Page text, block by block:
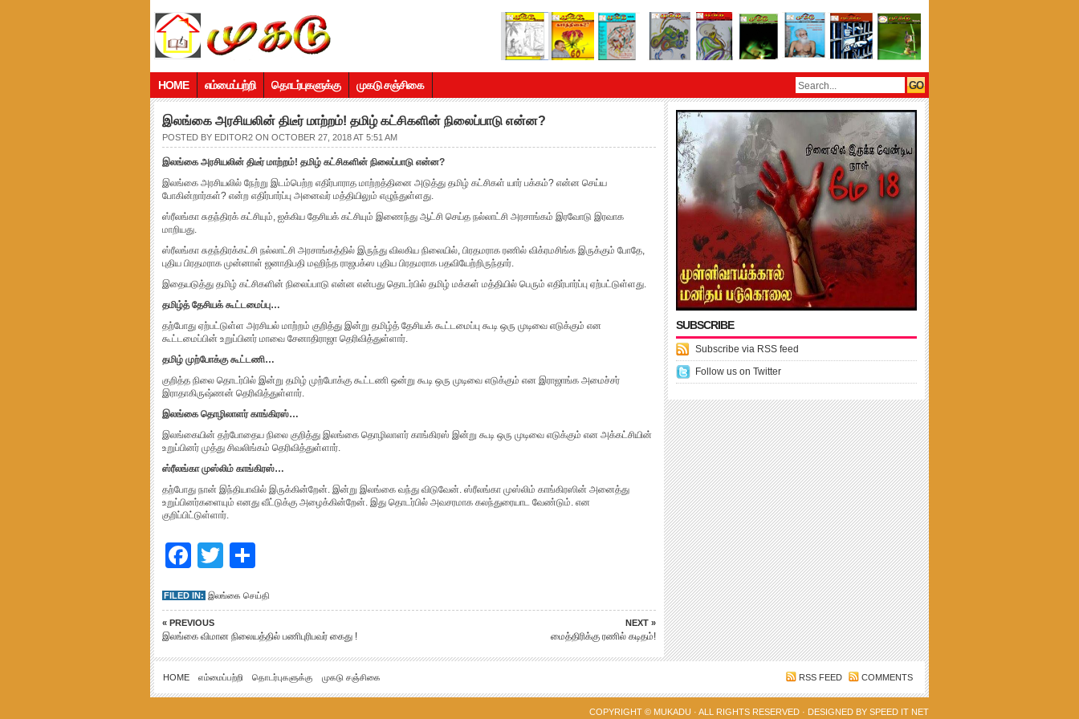
HOME எம்மைப்பற்றி தொடர்புகளுக்கு முகடு சஞ்சிகை
இலங்கை அரசியலின் திடீர் மாற்றம்! தமிழ் கட்சிகளின் நிலைப்பாடு என்ன?
POSTED BY EDITOR2 ON OCTOBER 27, 2018 AT 5:51 AM
இலங்கை அரசியலின் திடீர் மாற்றம்! தமிழ் கட்சிகளின் நிலைப்பாடு என்ன?
இலங்கை அரசியலில் நேற்று இடம்பெற்ற எதிர்பாராத மாற்றத்தினை அடுத்து தமிழ் கட்சிகள் யார் பக்கம்? என்ன செய்ய
போகின்றார்கள்? என்ற எதிர்பார்ப்பு அனைவர் மத்தியிலும் எழுந்துள்ளது.
ஸ்ரீலங்கா சுதந்திரக் கட்சியும், ஐக்கிய தேசியக் கட்சியும் இணைந்து ஆட்சி செய்த நல்லாட்சி அரசாங்கம் இரவோடு இரவாக
மாறியது.
ஸ்ரீலங்கா சுதந்திரக்கட்சி நல்லாட்சி அரசாங்கத்தில் இருந்து விலகிய நிலையில், பிரதமராக ரணில் விக்ரமசிங்க இருக்கும் போதே,
புதிய பிரதமராக முன்னாள் ஜனாதிபதி மஹிந்த ராஜபக்ஸ புதிய பிரதமராக பதவியேற்றிருந்தார்.
இதையடுத்து தமிழ் கட்சிகளின் நிலைப்பாடு என்ன என்பது தொடர்பில் தமிழ் மக்கள் மத்தியில் பெரும் எதிர்பார்ப்பு ஏற்பட்டுள்ளது.
தமிழ்த் தேசியக் கூட்டமைப்பு…
தற்போது ஏற்பட்டுள்ள அரசியல் மாற்றம் குறித்து இன்று தமிழ்த் தேசியக் கூட்டமைப்பு கூடி ஒரு முடிவை எடுக்கும் என
கூட்டமைப்பின் உறுப்பினர் மாவை சேனாதிராஜா தெரிவித்துள்ளார்.
தமிழ் முற்போக்கு கூட்டணி…
குறித்த நிலை தொடர்பில் இன்று தமிழ் முற்போக்கு கூட்டணி ஒன்று கூடி ஒரு முடிவை எடுக்கும் என இராஜாங்க அமைச்சர்
இராதாகிருஷ்ணன் தெரிவித்துள்ளார்.
இலங்கை தொழிலாளர் காங்கிரஸ்…
இலங்கையின் தற்போதைய நிலை குறித்து இலங்கை தொழிலாளர் காங்கிரஸ் இன்று கூடி ஒரு முடிவை எடுக்கும் என அக்கட்சியின்
உறுப்பினர் முத்து சிவலிங்கம் தெரிவித்துள்ளார்.
ஸ்ரீலங்கா முஸ்லிம் காங்கிரஸ்…
தற்போது நான் இந்தியாவில் இருக்கின்றேன். இன்று இலங்கை வந்து விடுவேன். ஸ்ரீலங்கா முஸ்லிம் காங்கிரஸின் அனைத்து
உறுப்பினர்களையும் எனது வீட்டுக்கு அழைக்கின்றேன். இது தொடர்பில் அவசரமாக கலந்துரையாட வேண்டும். என
குறிப்பிட்டுள்ளார்.
Facebook
Twitter
FILED IN: இலங்கை செய்தி
« PREVIOUS
இலங்கை விமான நிலையத்தில் பணிபுரிபவர் கைது !
NEXT »
மைத்திரிக்கு ரணில் கடிதம்!
SUBSCRIBE
Subscribe via RSS feed
Follow us on Twitter
HOME எம்மைப்பற்றி தொடர்புகளுக்கு முகடு சஞ்சிகை RSS FEED COMMENTS
COPYRIGHT © MUKADU · ALL RIGHTS RESERVED · DESIGNED BY SPEED IT NET